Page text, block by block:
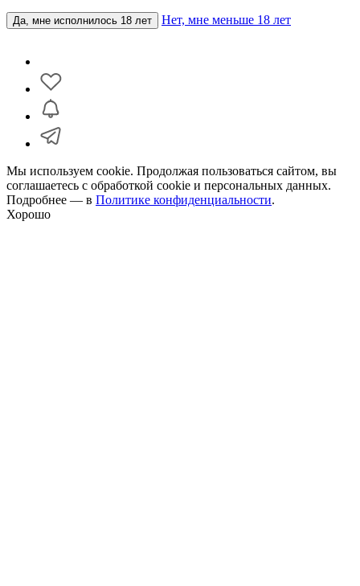
Да, мне исполнилось 18 лет Нет, мне меньше 18 лет
Мы используем cookie. Продолжая пользоваться сайтом, вы
соглашаетесь с обработкой cookie и персональных данных.
Подробнее — в Политике конфиденциальности.
Хорошо